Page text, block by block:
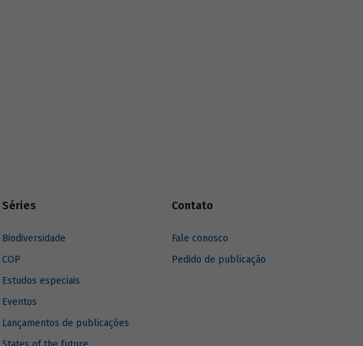
Séries
Biodiversidade
COP
Estudos especiais
Eventos
Lançamentos de publicações
Contato
Fale conosco
Pedido de publicação